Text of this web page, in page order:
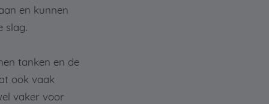
en kunnen
slag.
tanken en de
ook vaak
vaker voor